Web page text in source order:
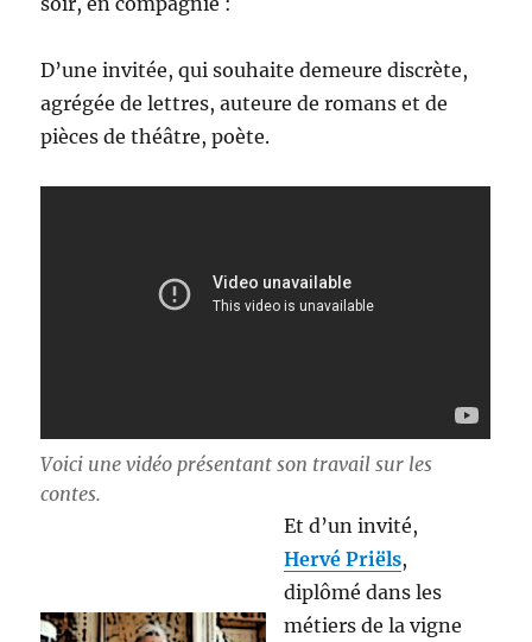
D’une invitée, qui souhaite demeure discrète,
agrégée de lettres, auteure de romans et de
pièces de théâtre, poète.
Voici une vidéo présentant son travail sur les
contes.
Et d’un invité,
Hervé Priëls,
diplômé dans les
métiers de la vigne